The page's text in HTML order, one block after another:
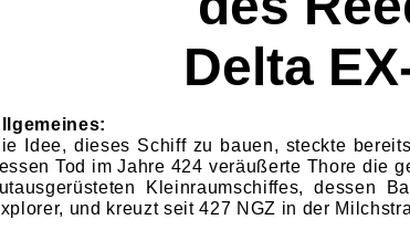
Delta
Idee, dieses Schiff zu bauen, steckte
Tod im Jahre 424 veräußerte Thore die
Kleinraumschiffes, dessen
und kreuzt seit 427 NGZ in der